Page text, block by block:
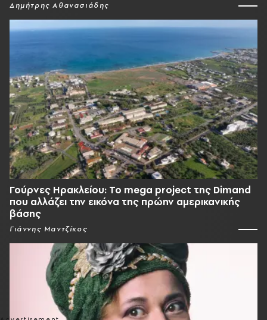
Δημήτρης Αθανασιάδης
Γούρνες Ηρακλείου: To mega project της Dimand
που αλλάζει την εικόνα της πρώην αμερικανικής
βάσης
Γιάννης Μαντζίκος